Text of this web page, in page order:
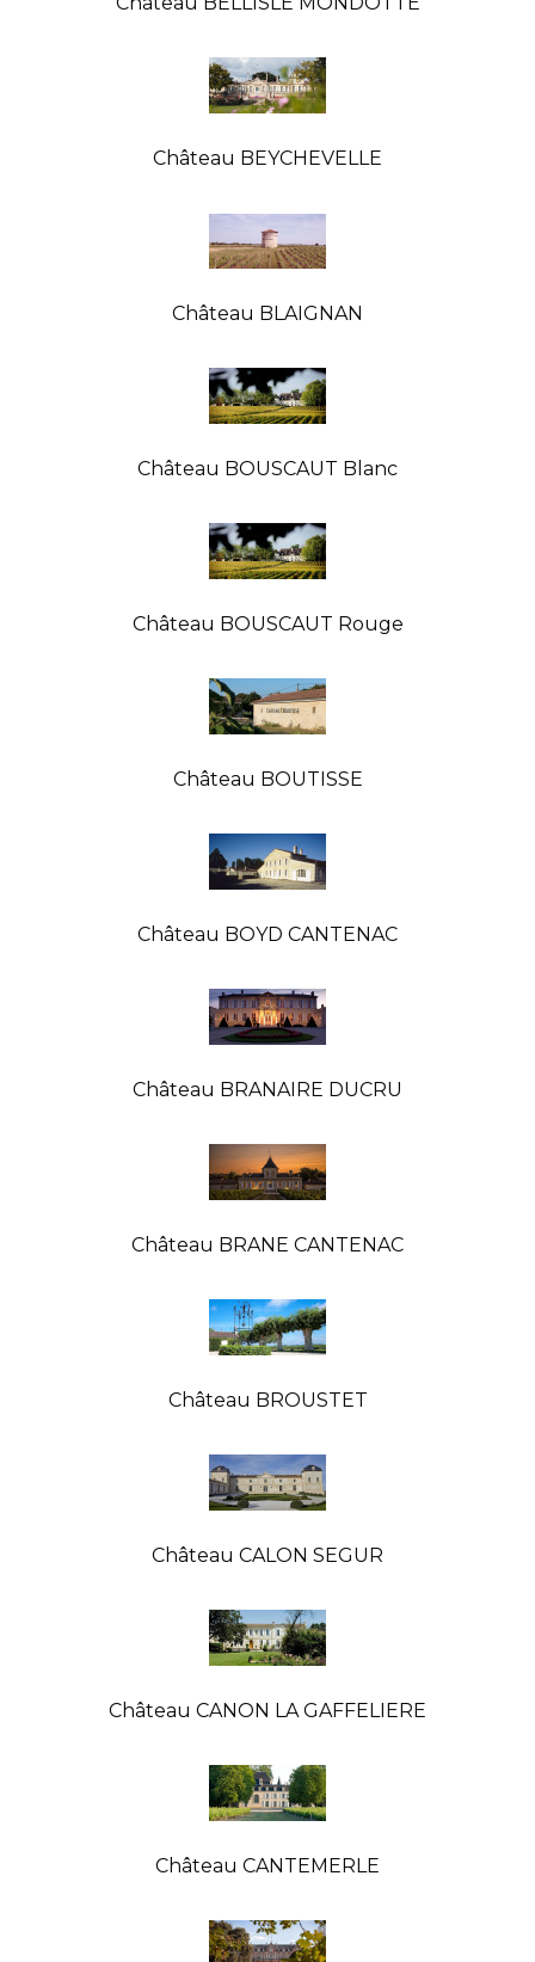
Château BEYCHEVELLE
Château BLAIGNAN
Château BOUSCAUT Blanc
Château BOUSCAUT Rouge
Château BOUTISSE
Château BOYD CANTENAC
Château BRANAIRE DUCRU
Château BRANE CANTENAC
Château BROUSTET
Château CALON SEGUR
Château CANON LA GAFFELIERE
Château CANTEMERLE